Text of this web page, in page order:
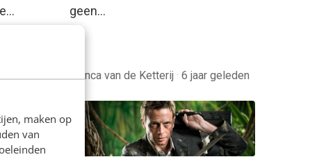
maken op
van
geen…
Bianca van de Ketterij · 6 jaar geleden